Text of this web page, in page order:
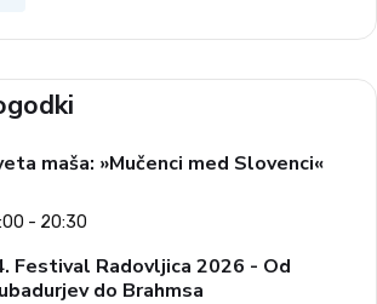
maša: »Mučenci med Slovenci«
- 20:30
Festival Radovljica 2026 - Od
do Brahmsa